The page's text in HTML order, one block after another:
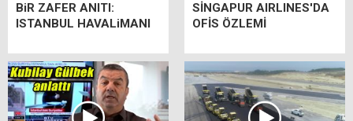
BiR ZAFER ANITI:
ISTANBUL HAVALiMANI
SİNGAPUR AIRLINES'DA
OFİS ÖZLEMİ